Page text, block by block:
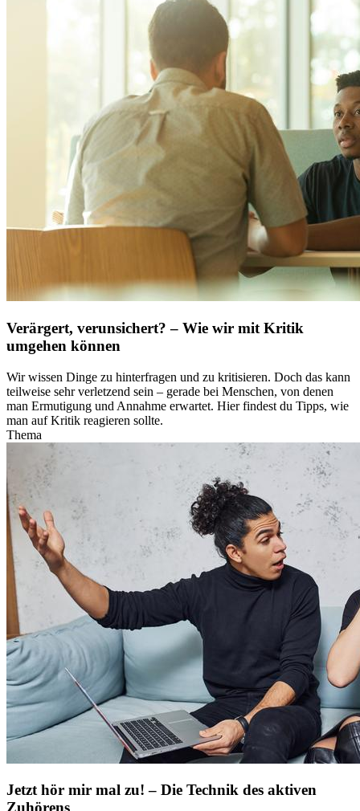
Verärgert, verunsichert? – Wie wir mit Kritik
umgehen können
Wir wissen Dinge zu hinterfragen und zu kritisieren. Doch das kann
teilweise sehr verletzend sein – gerade bei Menschen, von denen
man Ermutigung und Annahme erwartet. Hier findest du Tipps, wie
man auf Kritik reagieren sollte.
Thema
Jetzt hör mir mal zu! – Die Technik des aktiven
Zuhörens